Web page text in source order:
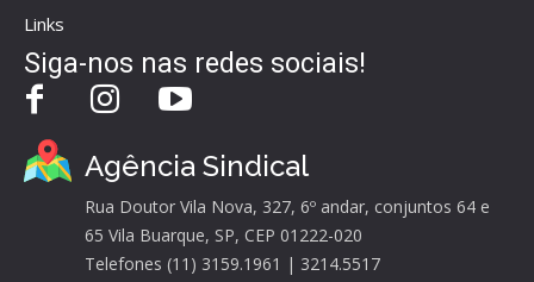
Links
Siga-nos nas redes sociais!
Agência Sindical
Rua Doutor Vila Nova, 327, 6º andar, conjuntos 64 e
65 Vila Buarque, SP, CEP 01222-020
Telefones (11) 3159.1961 | 3214.5517